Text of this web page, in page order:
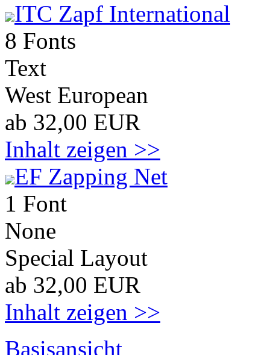
ITC Zapf International
8 Fonts
Text
West European
ab 32,00 EUR
Inhalt zeigen >>
EF Zapping Net
1 Font
None
Special Layout
ab 32,00 EUR
Inhalt zeigen >>
Basisansicht